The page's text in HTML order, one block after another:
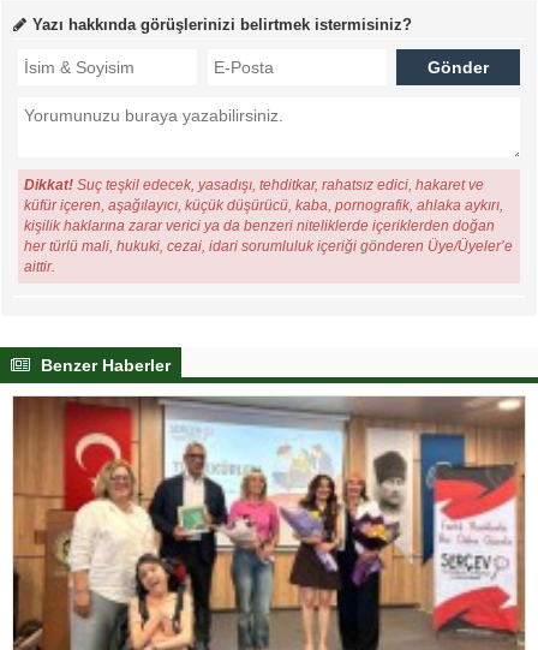
Yazı hakkında görüşlerinizi belirtmek istermisiniz?
Dikkat! Suç teşkil edecek, yasadışı, tehditkar, rahatsız edici, hakaret ve
küfür içeren, aşağılayıcı, küçük düşürücü, kaba, pornografik, ahlaka aykırı,
kişilik haklarına zarar verici ya da benzeri niteliklerde içeriklerden doğan
her türlü mali, hukuki, cezai, idari sorumluluk içeriği gönderen Üye/Üyeler’e
aittir.
Benzer Haberler